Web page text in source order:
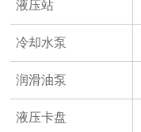
液压站
冷却水泵
润滑油泵
液压卡盘